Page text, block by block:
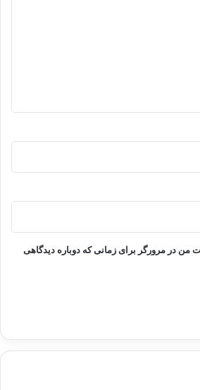
من در مرورگر برای زمانی که دوباره دیدگاهی